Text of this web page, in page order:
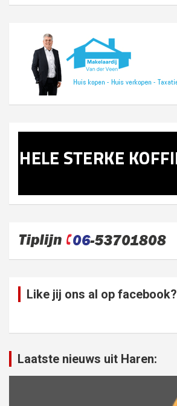
Like jij ons al op facebook?
Laatste nieuws uit Haren: